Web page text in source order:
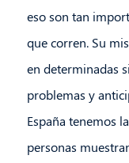
eso son tan
que corren. Su
en determinadas
problemas y
España tenemos
personas